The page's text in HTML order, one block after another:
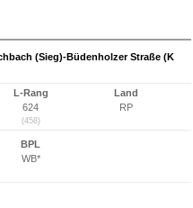
(Sieg)-Büdenholzer Straße (K
L-Rang
624
(458)
Land
RP
BPL
WB*